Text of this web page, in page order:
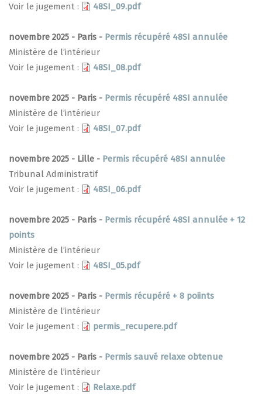
Voir le jugement :
48SI_09.pdf
novembre 2025 - Paris - Permis récupéré 48SI annulée
Ministère de l’intérieur
Voir le jugement :
48SI_08.pdf
novembre 2025 - Paris - Permis récupéré 48SI annulée
Ministère de l’intérieur
Voir le jugement :
48SI_07.pdf
novembre 2025 - Lille - Permis récupéré 48SI annulée
Tribunal Administratif
Voir le jugement :
48SI_06.pdf
novembre 2025 - Paris - Permis récupéré 48SI annulée + 12
points
Ministère de l’intérieur
Voir le jugement :
48SI_05.pdf
novembre 2025 - Paris - Permis récupéré + 8 poiints
Ministère de l’intérieur
Voir le jugement :
permis_recupere.pdf
novembre 2025 - Paris - Permis sauvé relaxe obtenue
Ministère de l’intérieur
Voir le jugement :
Relaxe.pdf